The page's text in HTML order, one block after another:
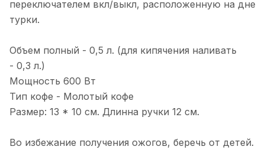
переключателем вкл/выкл, расположенную на дне
турки.
Объем полный - 0,5 л. (для кипячения наливать
- 0,3 л.)
Мощность 600 Вт
Тип кофе - Молотый кофе
Размер: 13 * 10 см. Длинна ручки 12 см.
Во избежание получения ожогов, беречь от детей.